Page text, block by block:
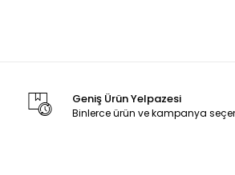
Geniş Ürün Yelpazesi
Binlerce ürün ve kampanya